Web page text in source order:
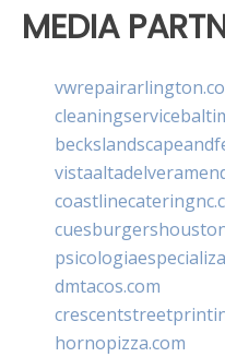
MEDIA
dmtacos.com
hornopizza.com